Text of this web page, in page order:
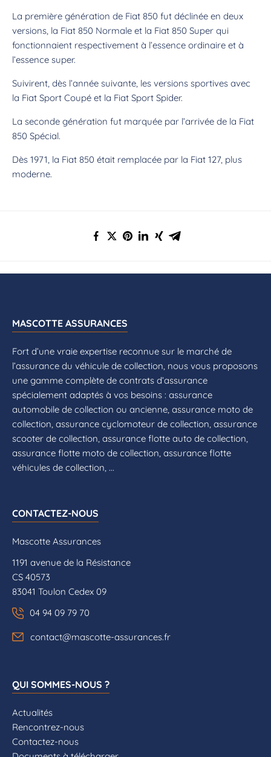
La première génération de Fiat 850 fut déclinée en deux
versions, la Fiat 850 Normale et la Fiat 850 Super qui
fonctionnaient respectivement à l’essence ordinaire et à
l’essence super.
Suivirent, dès l’année suivante, les versions sportives avec
la Fiat Sport Coupé et la Fiat Sport Spider.
La seconde génération fut marquée par l’arrivée de la Fiat
850 Spécial.
Dès 1971, la Fiat 850 était remplacée par la Fiat 127, plus
moderne.
MASCOTTE ASSURANCES
Fort d’une vraie expertise reconnue sur le marché de
l’assurance du véhicule de collection, nous vous proposons
une gamme complète de contrats d’assurance
spécialement adaptés à vos besoins : assurance
automobile de collection ou ancienne, assurance moto de
collection, assurance cyclomoteur de collection, assurance
scooter de collection, assurance flotte auto de collection,
assurance flotte moto de collection, assurance flotte
véhicules de collection, ...
CONTACTEZ-NOUS
Mascotte Assurances
1191 avenue de la Résistance
CS 40573
83041 Toulon Cedex 09
04 94 09 79 70
contact@mascotte-assurances.fr
QUI SOMMES-NOUS ?
Actualités
Rencontrez-nous
Contactez-nous